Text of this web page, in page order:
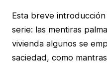
Esta breve
serie: las mentiras
vivienda algunos se
saciedad, como